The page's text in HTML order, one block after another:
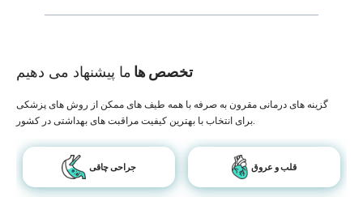
تخصص ها ما پیشنهاد می دهیم
گزینه های درمانی مقرون به صرفه با همه طیف های ممکن از روش های پزشکی
برای انتخاب با بهترین کیفیت مراقبت های بهداشتی در کشور.
جراحی چاقی قلب و عروق